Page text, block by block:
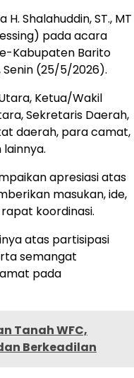
Shalahuddin, ST., MT
pada acara
Kabupaten Barito
Senin (25/5/2026).
Ketua/Wakil
Sekretaris Daerah,
daerah, para camat,
apresiasi atas
masukan, ide,
koordinasi.
atas partisipasi
semangat
pada
Tanah WFC,
Berkeadilan